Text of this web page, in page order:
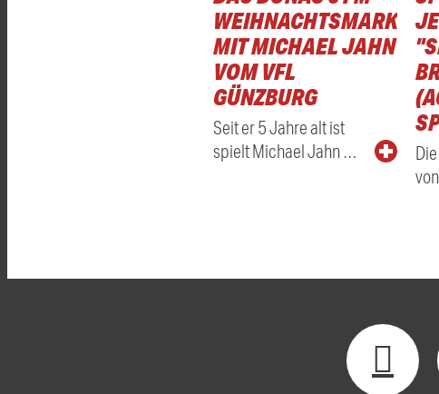
MIT MICHAEL JAHN
VOM VFL
GÜNZBURG
Seit er 5 Jahre alt ist
spielt Michael Jahn …